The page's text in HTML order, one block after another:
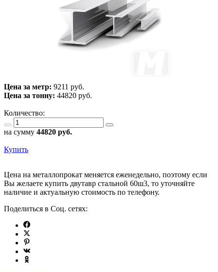
Цена за метр: 9211 руб.
Цена за тонну: 44820 руб.
Количество:
на сумму 44820 руб.
Купить
Цена на металлопрокат меняется еженедельно, поэтому если
Вы желаете купить двутавр стальной 60ш3, то уточняйте
наличие и актуальную стоимость по телефону.
Поделиться в Соц. сетях: